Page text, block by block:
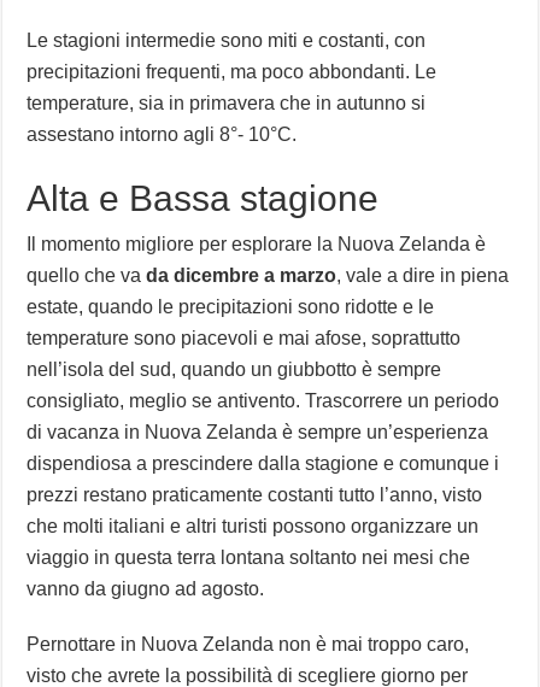
Le stagioni intermedie sono miti e costanti, con
precipitazioni frequenti, ma poco abbondanti. Le
temperature, sia in primavera che in autunno si
assestano intorno agli 8°- 10°C.
Alta e Bassa stagione
Il momento migliore per esplorare la Nuova Zelanda è
quello che vada dicembre a marzo, vale a dire in piena
estate, quando le precipitazioni sono ridotte e le
temperature sono piacevoli e mai afose, soprattutto
nell’isola del sud, quando un giubbotto è sempre
consigliato, meglio se antivento. Trascorrere un periodo
di vacanza in Nuova Zelanda è sempre un’esperienza
dispendiosa a prescindere dalla stagione e comunque i
prezzi restano praticamente costanti tutto l’anno, visto
che molti italiani e altri turisti possono organizzare un
viaggio in questa terra lontana soltanto nei mesi che
vanno da giugno ad agosto.
Pernottare in Nuova Zelanda non è mai troppo caro,
visto che avrete la possibilità di scegliere giorno per